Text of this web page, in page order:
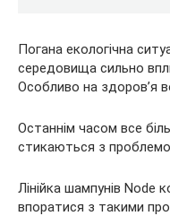
Погана екологічна
середовища сильно
Особливо на здоров’я
Останнім часом все
стикаються з
Лінійка шампунів Node
впоратися з такими